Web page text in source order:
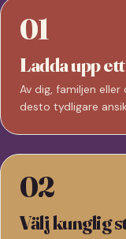
01
Ladda upp
Av dig, familjen
desto tydligare
02
Välj kunglig